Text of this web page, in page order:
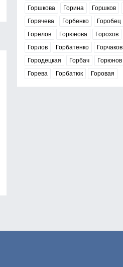
Горшкова
Горина Горшков
Горячева
Горбенко Горобец
Горелов
Горюнова Горохов
Горлов
Горбатенко Горчаков
Городецкая
Горбач Горюнов
Горева
Горбатюк Горовая